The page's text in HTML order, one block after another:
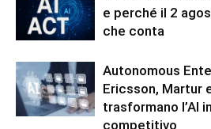
e perché il 2
che conta
Autonomous
Ericsson, Martur
trasformano l’AI
competitivo